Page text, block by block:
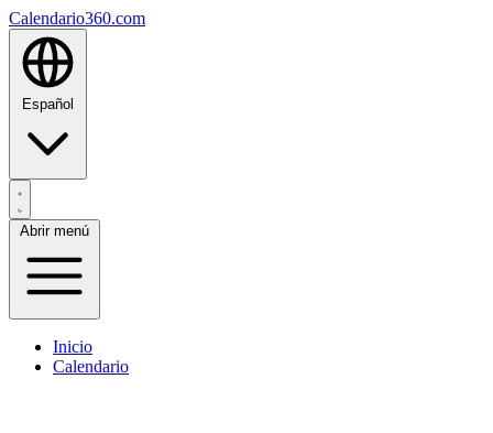
Calendario360.com
Español
Abrir menú
Inicio
Calendario